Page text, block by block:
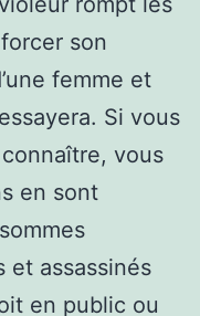
son
femme et
Si vous
vous
en sont
et assassinés
en public ou